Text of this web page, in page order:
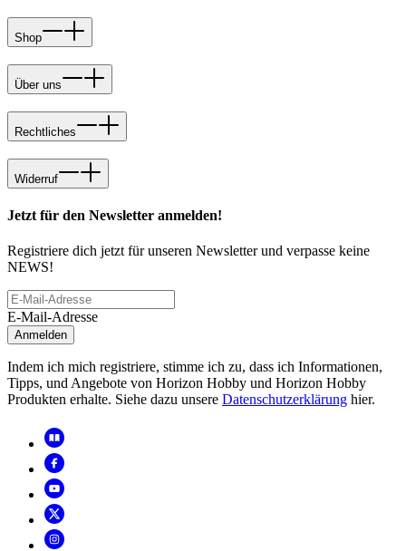
Shop
Über uns
Rechtliches
Widerruf
Jetzt für den Newsletter anmelden!
Registriere dich jetzt für unseren Newsletter und verpasse keine
NEWS!
E-Mail-Adresse
Anmelden
Indem ich mich registriere, stimme ich zu, dass ich Informationen,
Tipps, und Angebote von Horizon Hobby und Horizon Hobby
Produkten erhalte. Siehe dazu unsere Datenschutzerklärung hier.